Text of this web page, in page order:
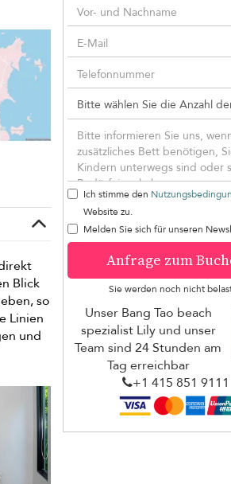
Blick
so
Linien
und
Ich stimme den
Website zu.
Melden Sie sich für unseren
Anfrage zum
Sie werden noch nicht
Unser Bang Tao beach
spezialist Lily und unser
Team sind 24 Stunden am
Tag erreichbar
+1 ​415 851 9111